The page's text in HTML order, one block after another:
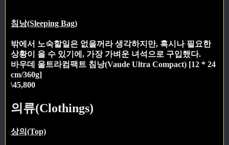
침낭(Sleeping Bag)
밖에서 노숙할일은 없을꺼라 생각하지만, 혹시나 필요한
상황이 올 수 있기에, 가장 가벼운 녀석으로 구입했다.
바우데 울트라컴팩트 침낭(Vaude Ultra Compact) [12 * 24
cm/360g]
\45,800
의류(Clothings)
상의(Top)